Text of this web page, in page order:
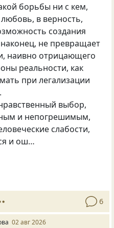
борьбы ни с кем,
в верность,
создания
не превращает
наивно отрицающего
реальности, как
при легализации
выбор,
и непогрешимым,
слабости,
и ош…
6
02 авг 2026